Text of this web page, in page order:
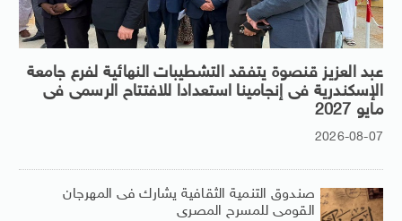
عبد العزيز قنصوة يتفقد التشطيبات النهائية لفرع جامعة
الإسكندرية فى إنجامينا استعدادا للافتتاح الرسمى فى
مايو 2027
2026-08-07
صندوق التنمية الثقافية يشارك فى المهرجان
القومى للمسرح المصرى